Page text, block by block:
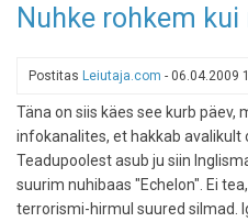
Novotel
Canary
2009
Nuhke rohkem kui
Postitas Leiutaja.com - 06.04.2009
Täna on siis käes see kurb päev,
infokanalites, et hakkab avalikult
Teadupoolest asub ju siin
suurim nuhibaas "Echelon". Ei
terrorismi-hirmul suured silmad.